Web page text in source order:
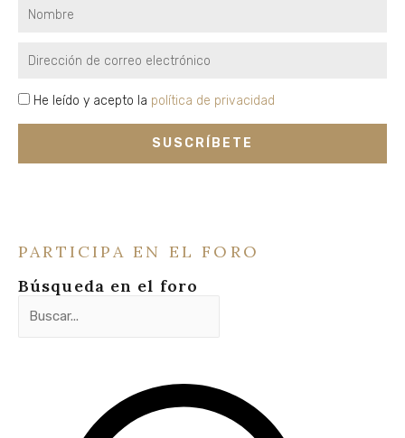
Nombre
Email
privacidad
He leído y acepto la política de privacidad
SUSCRÍBETE
PARTICIPA EN EL FORO
Búsqueda en el foro